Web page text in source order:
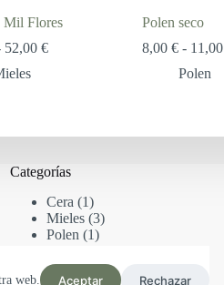
web. Aceptar Rechazar
Mil Flores
52,00 €Rango
Polen seco
8,00 € - 11,00
Polen
Categorías
Cera 11
producto
Mieles 33
productos
Polen 11